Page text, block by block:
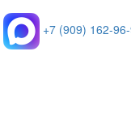
+7 (909) 162-